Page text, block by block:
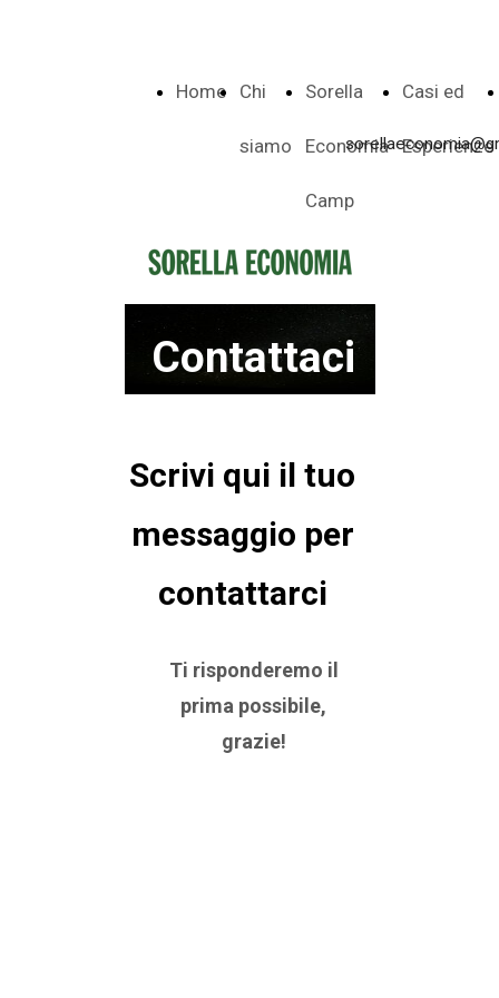
Home Chi
siamo
Sorella
Economia
Camp
Casi ed
Esperienze
Contattaci
Scrivi qui il tuo
messaggio per
contattarci
Ti risponderemo il
prima possibile,
grazie!